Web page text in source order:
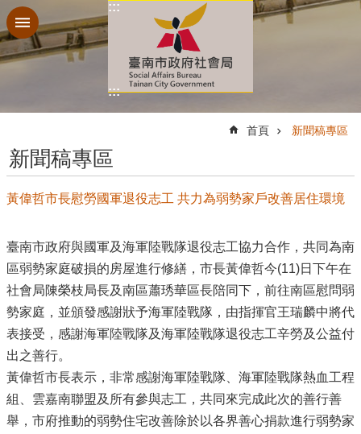
跳到主要內容區塊
:::
:::
首頁 新聞稿專區
新聞稿專區
黃偉哲市長慰勞國軍退役志工 共力為弱勢家戶改善居住環境
臺南市政府與國軍及海軍陸戰隊退役志工協力合作，共同為南
區弱勢家庭破損的房屋進行修繕，市長黃偉哲今(11)日下午在
社會局陳榮枝局長及南區蕭琇華區長陪同下，前往南區慰問弱
勢家庭，並頒發感謝狀予海軍陸戰隊，由指揮官王瑞麟中將代
表接受，感謝海軍陸戰隊及海軍陸戰隊退役志工辛勞及公益付
出之善行。
黃偉哲市長表示，非常感謝海軍陸戰隊、海軍陸戰隊熱血工程
組、雲嘉南聯盟及所有參與志工，共同來完成此次的善行善
舉，市府推動的弱勢住宅改善除於以各界善心捐款進行弱勢家